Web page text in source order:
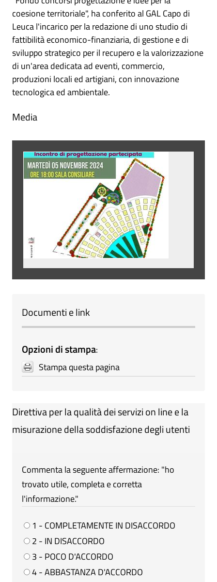
coesione territoriale", ha conferito al GAL Capo di
Leuca l'incarico per la redazione di uno studio di
fattibilità economico-finanziaria, di gestione e di
sviluppo strategico per il recupero e la valorizzazione
di un'area dedicata ad eventi, commercio,
produzioni locali ed artigiani, con innovazione
tecnologica ed ambientale.
Media
Documenti e link
Opzioni di stampa:
Stampa questa pagina
Direttiva per la qualità dei servizi on line e la
misurazione della soddisfazione degli utenti
Commenta la seguente affermazione: "ho
trovato utile, completa e corretta
l'informazione."
1 - COMPLETAMENTE IN DISACCORDO
2 - IN DISACCORDO
3 - POCO D'ACCORDO
4 - ABBASTANZA D'ACCORDO